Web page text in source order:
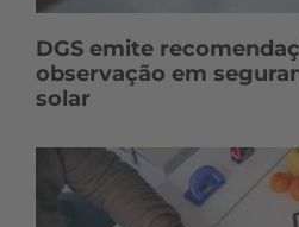
DGS emite
observação em
solar